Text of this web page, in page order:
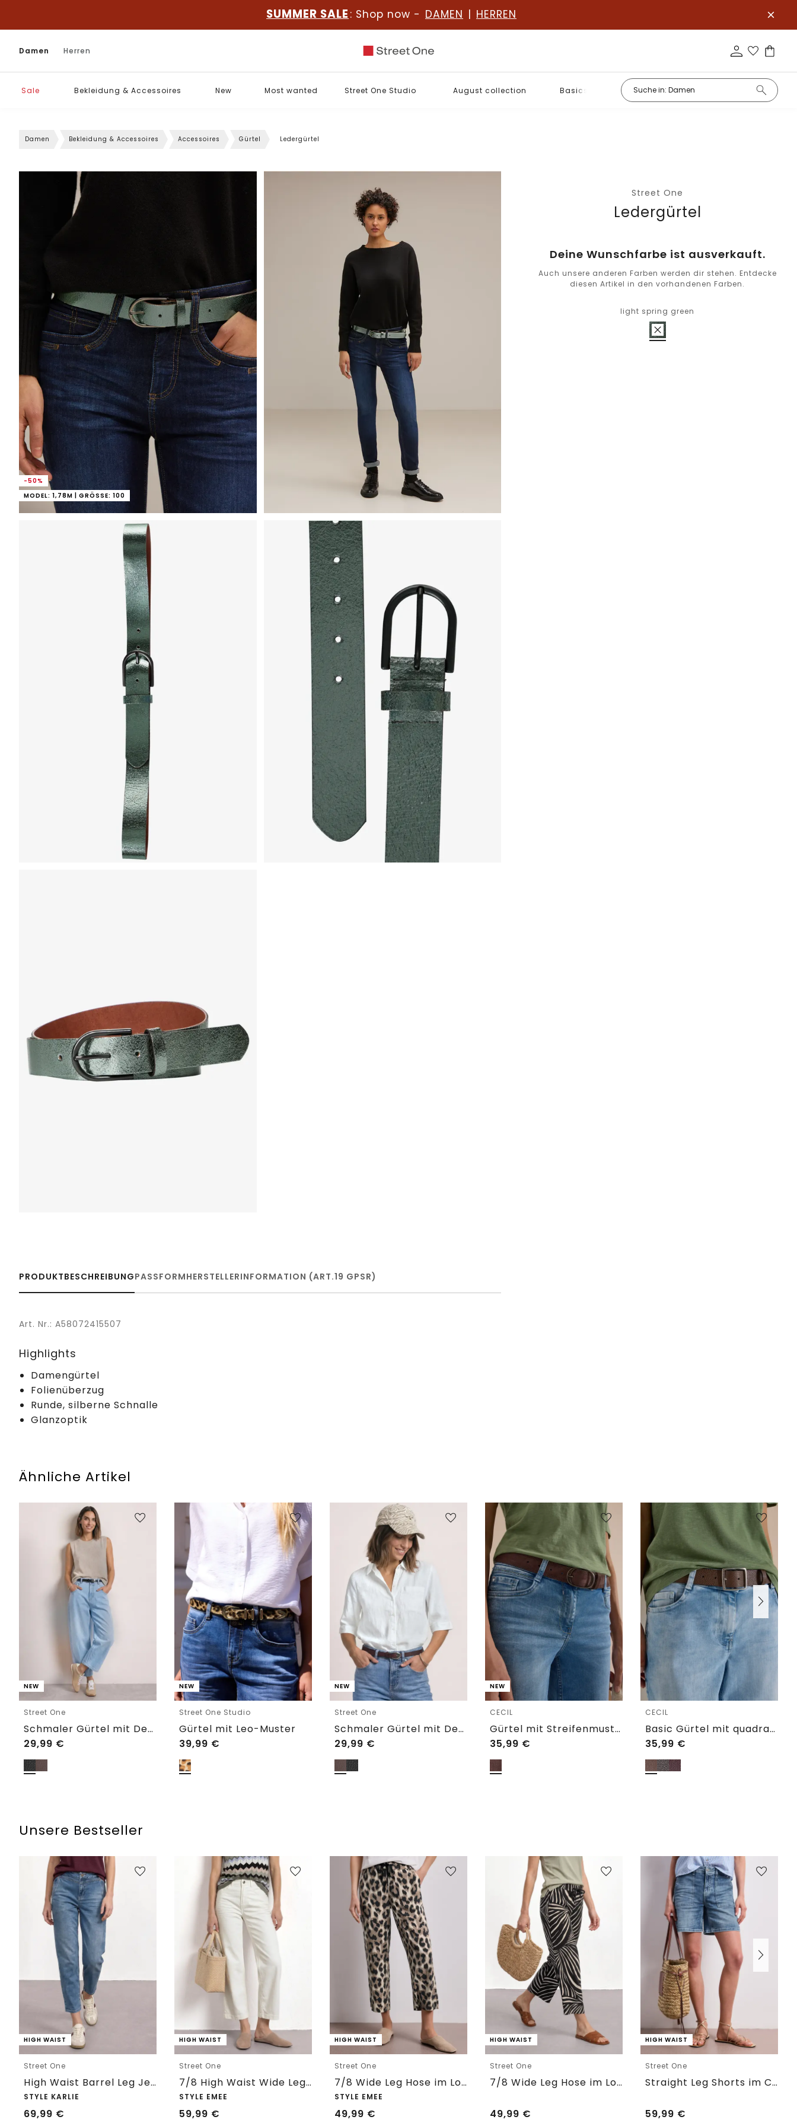
SUMMER SALE : Shop now - DAMEN | HERREN
Damen Herren
Sale Bekleidung & Accessoires New Most wanted Street One Studio August collection Basics
Damen Bekleidung & Accessoires Accessoires Gürtel Ledergürtel
-50%
MODEL: 1,78M | GRÖSSE: 100
Street One
Ledergürtel
Deine Wunschfarbe ist ausverkauft.
Auch unsere anderen Farben werden dir stehen. Entdecke
diesen Artikel in den vorhandenen Farben.
light spring green
PRODUKTBESCHREIBUNGPASSFORMHERSTELLERINFORMATION (ART.19 GPSR)
Art. Nr.: A58072415507
Highlights
Damengürtel
Folienüberzug
Runde, silberne Schnalle
Glanzoptik
Ähnliche Artikel
NEW
Street One
Schmaler Gürtel mit Dekoschnalle
29,99 €
NEW
Street One Studio
Gürtel mit Leo-Muster
39,99 €
NEW
Street One
Schmaler Gürtel mit Dekoschnalle
29,99 €
NEW
CECIL
Gürtel mit Streifenmuster
35,99 €
CECIL
Basic Gürtel mit quadratischer Schnalle
35,99 €
Unsere Bestseller
HIGH WAIST
Street One
High Waist Barrel Leg Jeans im Loose Fit
STYLE KARLIE
69,99 €
HIGH WAIST
Street One
7/8 High Waist Wide Leg Jeans im Loose Fit
STYLE EMEE
59,99 €
HIGH WAIST
Street One
7/8 Wide Leg Hose im Loose Fit mit Print
STYLE EMEE
49,99 €
HIGH WAIST
Street One
7/8 Wide Leg Hose im Loose Fit
49,99 €
HIGH WAIST
Street One
Straight Leg Shorts im Casual Fit
59,99 €